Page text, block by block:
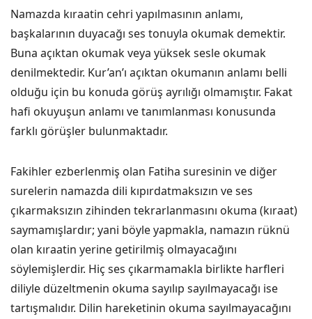
Namazda kıraatin cehri yapılmasının anlamı,
başkalarının duyacağı ses tonuyla okumak demektir.
Buna açıktan okumak veya yüksek sesle okumak
denilmektedir. Kur’an’ı açıktan okumanın anlamı belli
olduğu için bu konuda görüş ayrılığı olmamıştır. Fakat
hafi okuyuşun anlamı ve tanımlanması konusunda
farklı görüşler bulunmaktadır.
Fakihler ezberlenmiş olan Fatiha suresinin ve diğer
surelerin namazda dili kıpırdatmaksızın ve ses
çıkarmaksızın zihinden tekrarlanmasını okuma (kıraat)
saymamışlardır; yani böyle yapmakla, namazın rüknü
olan kıraatin yerine getirilmiş olmayacağını
söylemişlerdir. Hiç ses çıkarmamakla birlikte harfleri
diliyle düzeltmenin okuma sayılıp sayılmayacağı ise
tartışmalıdır. Dilin hareketinin okuma sayılmayacağını